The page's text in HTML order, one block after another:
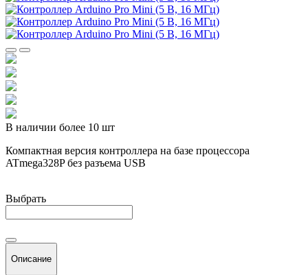
В наличии более 10 шт
Компактная версия контроллера на базе процессора
ATmega328P без разъема USB
Выбрать
Описание